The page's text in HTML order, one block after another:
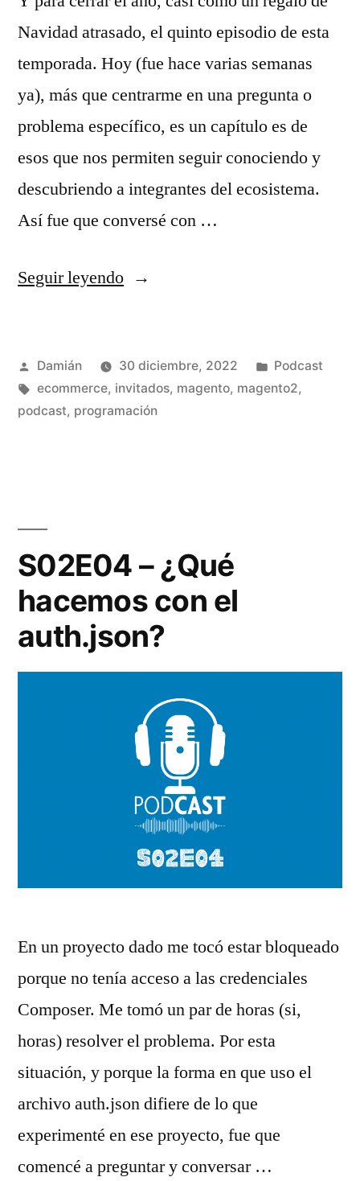
Navidad atrasado, el quinto episodio de esta
temporada. Hoy (fue hace varias semanas
ya), más que centrarme en una pregunta o
problema específico, es un capítulo es de
esos que nos permiten seguir conociendo y
descubriendo a integrantes del ecosistema.
Así fue que conversé con …
Seguir leyendo«S02E05
Arcos»
Publicado
por
Damián 30 diciembre, 2022
Publicado
en
Podcast
Etiquetas:
ecommerce, invitados, magento, magento2,
podcast, programación
S02E04 – ¿Qué
hacemos con el
auth.json?
En un proyecto dado me tocó estar bloqueado
porque no tenía acceso a las credenciales
Composer. Me tomó un par de horas (si,
horas) resolver el problema. Por esta
situación, y porque la forma en que uso el
archivo auth.json difiere de lo que
experimenté en ese proyecto, fue que
comencé a preguntar y conversar …